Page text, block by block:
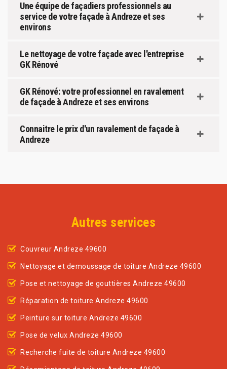
Une équipe de façadiers professionnels au
service de votre façade à Andreze et ses
environs
Le nettoyage de votre façade avec l'entreprise
GK Rénové
GK Rénové: votre professionnel en ravalement
de façade à Andreze et ses environs
Connaitre le prix d'un ravalement de façade à
Andreze
Autres services
Couvreur Andreze 49600
Nettoyage et demoussage de toiture Andreze 49600
Pose et nettoyage de gouttières Andreze 49600
Réparation de toiture Andreze 49600
Peinture sur toiture Andreze 49600
Pose de velux Andreze 49600
Recherche fuite de toiture Andreze 49600